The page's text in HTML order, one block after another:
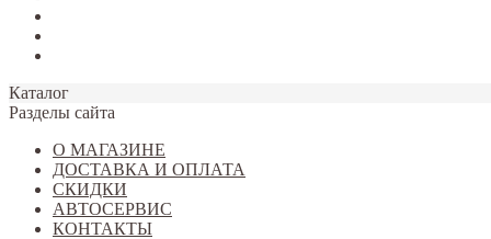
Каталог
Разделы сайта
О МАГАЗИНЕ
ДОСТАВКА И ОПЛАТА
СКИДКИ
АВТОСЕРВИС
КОНТАКТЫ